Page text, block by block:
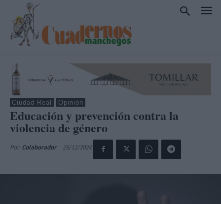
Ciudad Real Opinión
Educación y prevención contra la
violencia de género
Por Colaborador 29/12/2024